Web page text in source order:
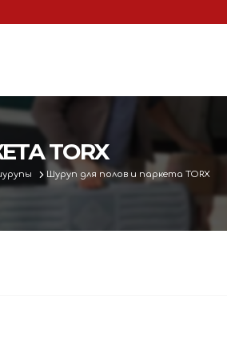
аппаратов
Машинки и ножницы
TORX
Шуруп для полов и паркета TORX